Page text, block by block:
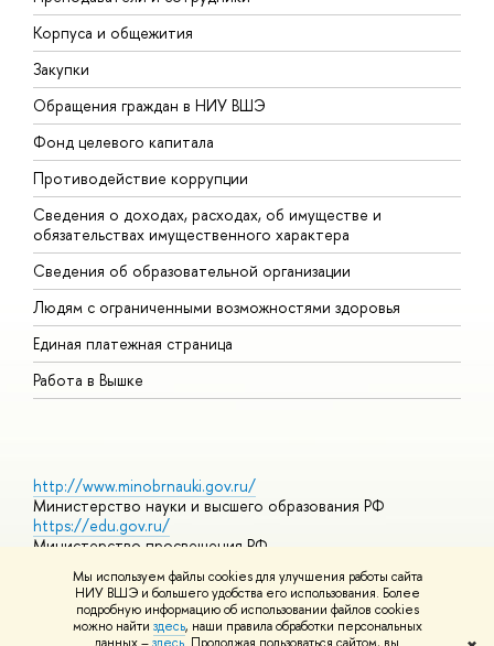
Мы используем файлы cookies для улучшения работы сайта
НИУ ВШЭ и большего удобства его использования. Более
подробную информацию об использовании файлов cookies
можно найти здесь, наши правила обработки персональных
Корпуса и общежития
Закупки
Обращения граждан в НИУ ВШЭ
Фонд целевого капитала
Противодействие коррупции
Сведения о доходах, расходах, об имуществе и
обязательствах имущественного характера
Сведения об образовательной организации
Людям с ограниченными возможностями здоровья
Единая платежная страница
Работа в Вышке
http://www.minobrnauki.gov.ru/
Министерство науки и высшего образования РФ
https://edu.gov.ru/
Министерство просвещения РФ
https://elearning.hse.ru/mooc
Массовые открытые онлайн-курсы